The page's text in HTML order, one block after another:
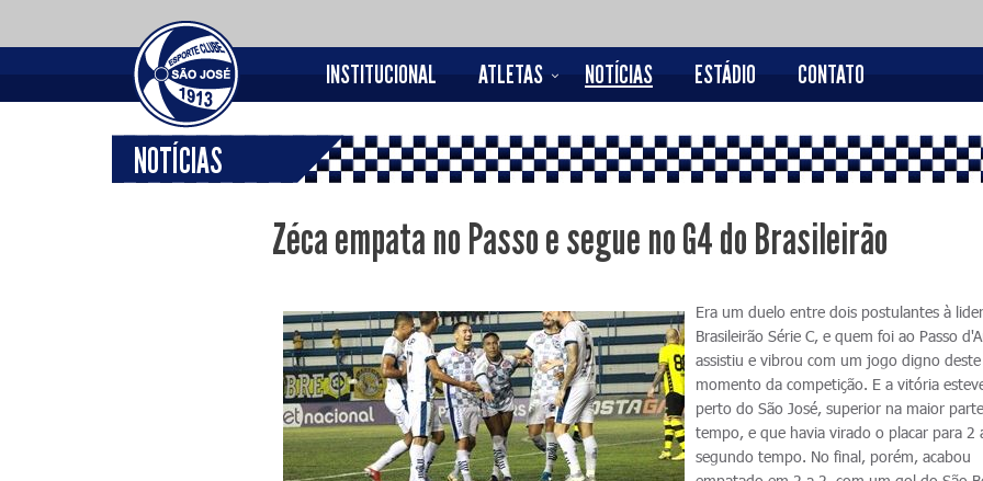
INSTITUCIONAL ATLETAS NOTÍCIAS ESTÁDIO CONTATO
NOTÍCIAS
Zéca empata no Passo e segue no G4 do Brasileirão
Era um duelo entre dois postulantes à
Brasileirão Série C, e quem foi ao Passo
assistiu e vibrou com um jogo digno deste
momento da competição. E a vitória
perto do São José, superior na maior
tempo, e que havia virado o placar para 2
segundo tempo. No final, porém, acabou